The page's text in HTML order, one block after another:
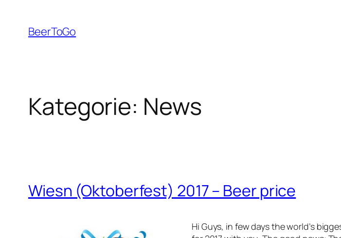
Inhalt
springen
BeerToGo
Kategorie: News
Wiesn (Oktoberfest) 2017 – Beer price
Hi Guys, in few days the world’s